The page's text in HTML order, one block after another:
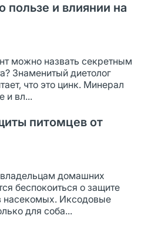
пользе и влиянии на
можно назвать секретным
Знаменитый диетолог
что это цинк. Минерал
и вл...
питомцев от
домашних
беспокоиться о защите
насекомых. Иксодовые
для соба...